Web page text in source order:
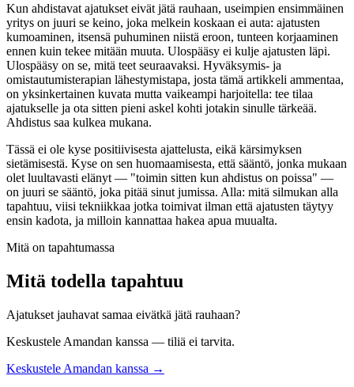
Kun ahdistavat ajatukset eivät jätä rauhaan, useimpien ensimmäinen
yritys on juuri se keino, joka melkein koskaan ei auta: ajatusten
kumoaminen, itsensä puhuminen niistä eroon, tunteen korjaaminen
ennen kuin tekee mitään muuta. Ulospääsy ei kulje ajatusten läpi.
Ulospääsy on se, mitä teet seuraavaksi. Hyväksymis- ja
omistautumisterapian lähestymistapa, josta tämä artikkeli ammentaa,
on yksinkertainen kuvata mutta vaikeampi harjoitella: tee tilaa
ajatukselle ja ota sitten pieni askel kohti jotakin sinulle tärkeää.
Ahdistus saa kulkea mukana.
Tässä ei ole kyse positiivisesta ajattelusta, eikä kärsimyksen
sietämisestä. Kyse on sen huomaamisesta, että sääntö, jonka mukaan
olet luultavasti elänyt — "toimin sitten kun ahdistus on poissa" —
on juuri se sääntö, joka pitää sinut jumissa. Alla: mitä silmukan alla
tapahtuu, viisi tekniikkaa jotka toimivat ilman että ajatusten täytyy
ensin kadota, ja milloin kannattaa hakea apua muualta.
Mitä on tapahtumassa
Mitä todella tapahtuu
Ajatukset jauhavat samaa eivätkä jätä rauhaan?
Keskustele Amandan kanssa — tiliä ei tarvita.
Keskustele Amandan kanssa →